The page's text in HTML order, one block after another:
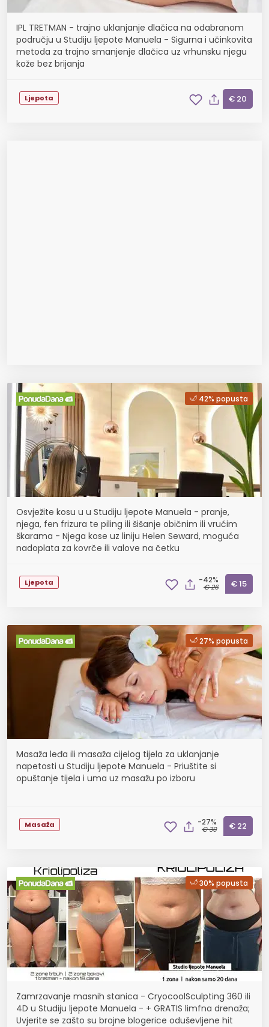
IPL TRETMAN - trajno uklanjanje dlačica na odabranom
području u Studiju ljepote Manuela - Sigurna i učinkovita
metoda za trajno smanjenje dlačica uz vrhunsku njegu
kože bez brijanja
Ljepota € 20
42% popusta
Osvježite kosu u u Studiju ljepote Manuela - pranje,
njega, fen frizura te piling ili šišanje običnim ili vrućim
škarama - Njega kose uz liniju Helen Seward, moguća
nadoplata za kovrče ili valove na četku
Ljepota -42%
€ 26 € 15
27% popusta
Masaža leđa ili masaža cijelog tijela za uklanjanje
napetosti u Studiju ljepote Manuela - Priuštite si
opuštanje tijela i uma uz masažu po izboru
Masaža -27%
€ 30 € 22
30% popusta
Zamrzavanje masnih stanica - CryocoolSculpting 360 ili
4D u Studiju ljepote Manuela - + GRATIS limfna drenaža;
Uvjerite se zašto su brojne blogerice oduševljene hit